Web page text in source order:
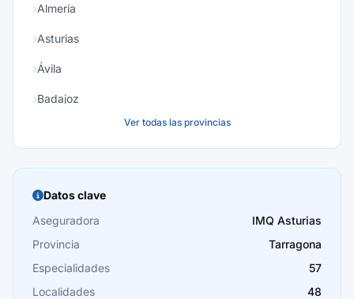
Almería
Asturias
Ávila
Badajoz
Burgos
Cáceres
Cádiz
Cantabria
Ver todas las provincias
Datos clave
Aseguradora
IMQ Asturias
Provincia
Tarragona
Especialidades
57
Localidades
48